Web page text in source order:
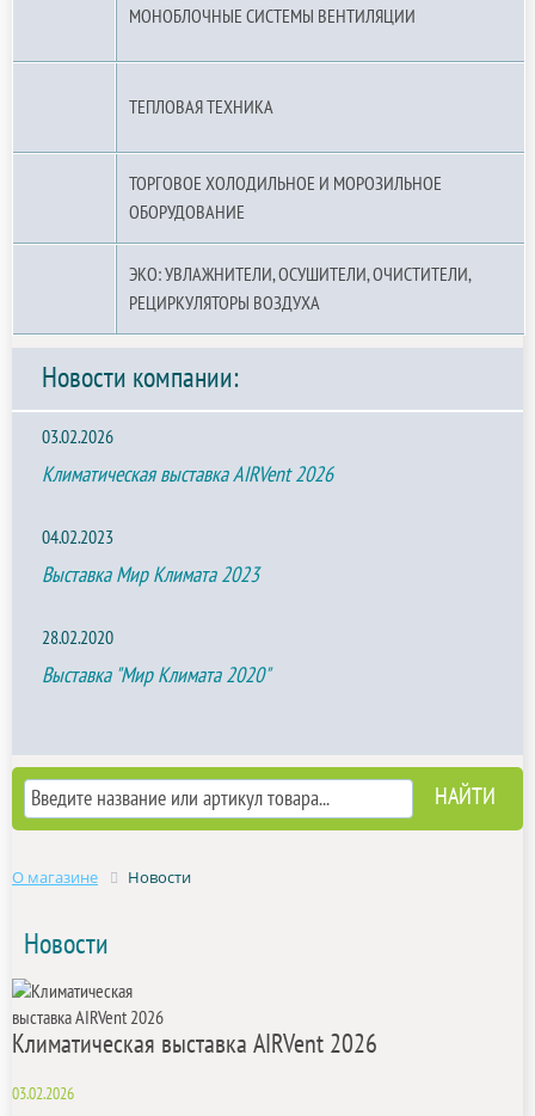
МОНОБЛОЧНЫЕ СИСТЕМЫ ВЕНТИЛЯЦИИ
ТЕПЛОВАЯ ТЕХНИКА
ТОРГОВОЕ ХОЛОДИЛЬНОЕ И МОРОЗИЛЬНОЕ
ОБОРУДОВАНИЕ
ЭКО: УВЛАЖНИТЕЛИ, ОСУШИТЕЛИ, ОЧИСТИТЕЛИ,
РЕЦИРКУЛЯТОРЫ ВОЗДУХА
Новости компании:
03.02.2026
Климатическая выставка AIRVent 2026
04.02.2023
Выставка Мир Климата 2023
28.02.2020
Выставка "Мир Климата 2020"
О магазине Новости
Новости
Климатическая выставка AIRVent 2026
03.02.2026